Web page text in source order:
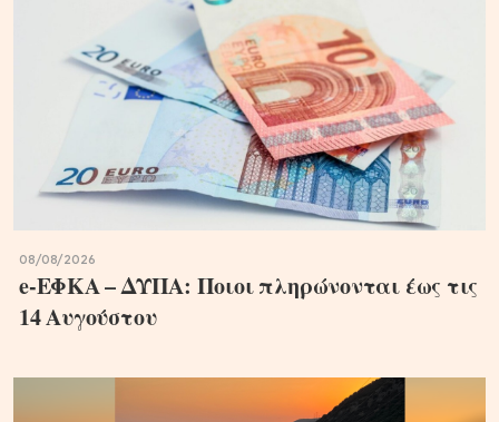
08/08/2026
e-ΕΦΚΑ – ΔΥΠΑ: Ποιοι πληρώνονται έως τις
14 Αυγούστου